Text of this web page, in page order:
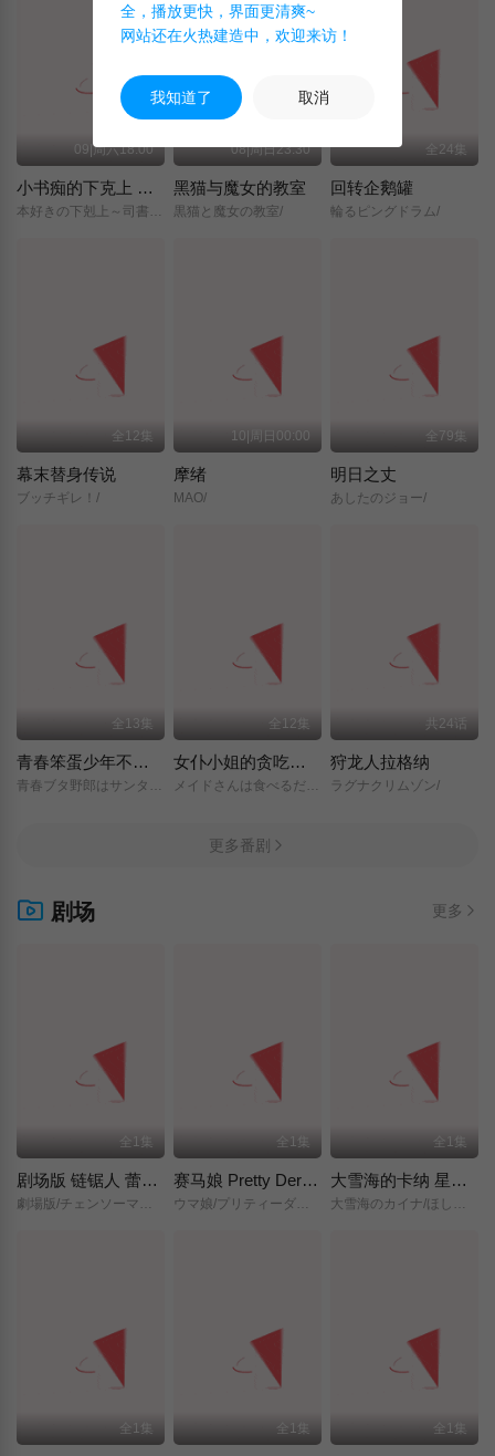
09|周六18:00
小书痴的下克上 〜为了成为图书管理员而不择手段〜 领主的养女
本好きの下剋上～司書になるためには手段を選んでいられません～/領主の養女/
08|周日23:30
黑猫与魔女的教室
黒猫と魔女の教室/
全24集
回转企鹅罐
輪るピングドラム/
全12集
幕末替身传说
ブッチギレ！/
10|周日00:00
摩绪
MAO/
全79集
明日之丈
あしたのジョー/
全13集
青春笨蛋少年不做圣诞服女郎的梦
全12集
女仆小姐的贪吃日常
メイドさんは食べるだけ/
共24话
狩龙人拉格纳
ラグナクリムゾン/
更多番剧
剧场 更多
全1集
剧场版 链锯人 蕾塞篇(正式版)
全1集
赛马娘 Pretty Derby 新时代之门
全1集
大雪海的卡纳 星之贤者
全1集 全1集 全1集
全，播放更快，界面更清爽~
网站还在火热建造中，欢迎来访！
我知道了 取消